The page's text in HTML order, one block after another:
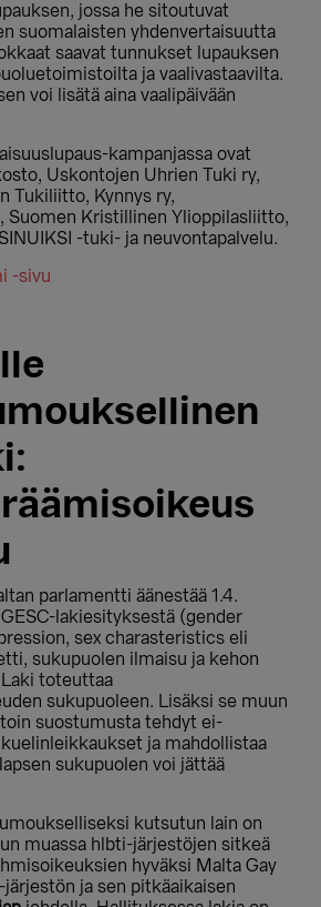
jossa he sitoutuvat
suomalaisten yhdenvertaisuutta
saavat tunnukset lupauksen
ja vaalivastaavilta.
voi lisätä aina vaalipäivään
kampanjassa ovat
Uskontojen Uhrien Tuki ry,
Tukiliitto, Kynnys ry,
Suomen Kristillinen Ylioppilasliitto,
-tuki- ja neuvontapalvelu.
-sivu
parlamentti äänestää 1.4.
lakiesityksestä (gender
sex charasteristics eli
sukupuolen ilmaisu ja kehon
toteuttaa
sukupuoleen. Lisäksi se muun
suostumusta tehdyt ei-
ja mahdollistaa
sukupuolen voi jättää
kutsutun lain on
muassa hlbti-järjestöjen sitkeä
hyväksi Malta Gay
ja sen pitkäaikaisen